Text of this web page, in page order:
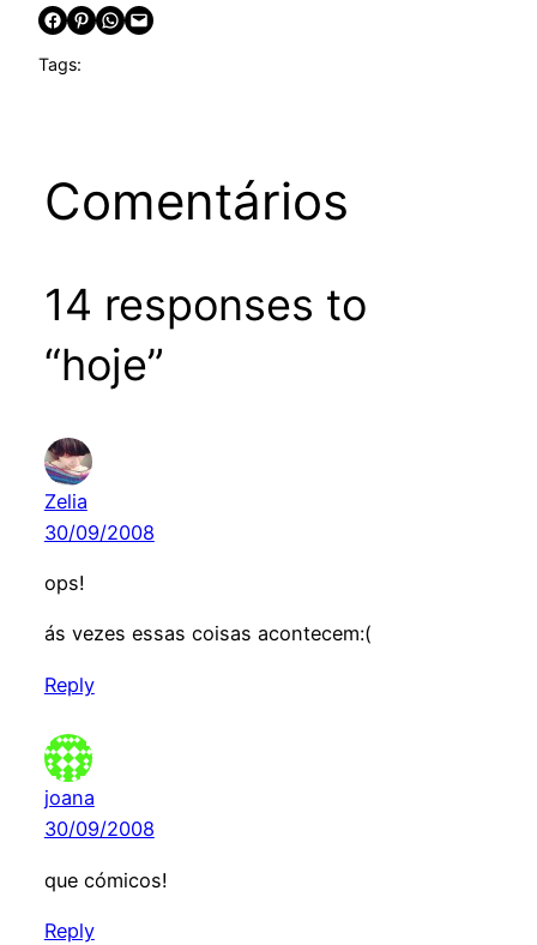
Share on Facebook Share on Pinterest Share on WhatsApp Email this Page
Tags:
Comentários
14 responses to
“hoje”
Zelia
30/09/2008
ops!
ás vezes essas coisas acontecem:(
Reply
joana
30/09/2008
que cómicos!
Reply